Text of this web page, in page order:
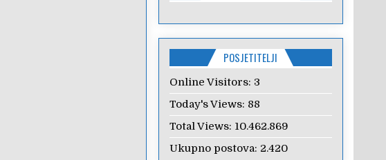
POSJETITELJI
Online Visitors: 3
Today's Views: 88
Total Views: 10.462.869
Ukupno postova: 2.420